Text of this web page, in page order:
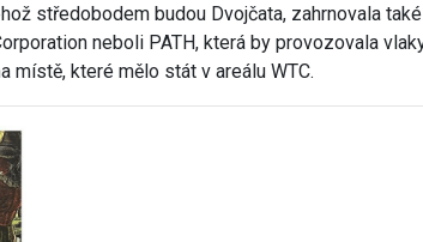
středobodem budou Dvojčata, zahrnovala také
neboli PATH, která by provozovala
místě, které mělo stát v areálu WTC.